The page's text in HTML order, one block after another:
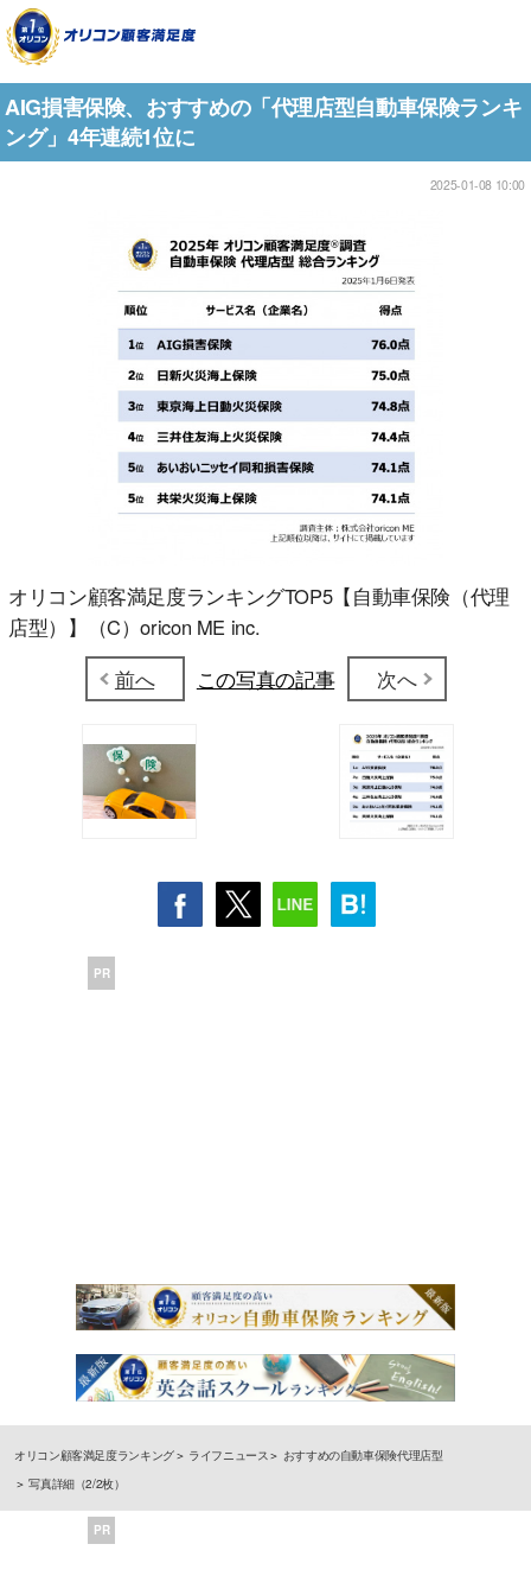
AIG損害保険、おすすめの「代理店型自動車保険ランキ
ング」4年連続1位に
2025-01-08 10:00
オリコン顧客満足度ランキングTOP5【自動車保険（代理
店型）】（C）oricon ME inc.
前へ
この写真の記事 次へ
PR
オリコン顧客満足度ランキング ライフニュース
おすすめの自動車保険代理店型
写真詳細（2/2枚）
PR